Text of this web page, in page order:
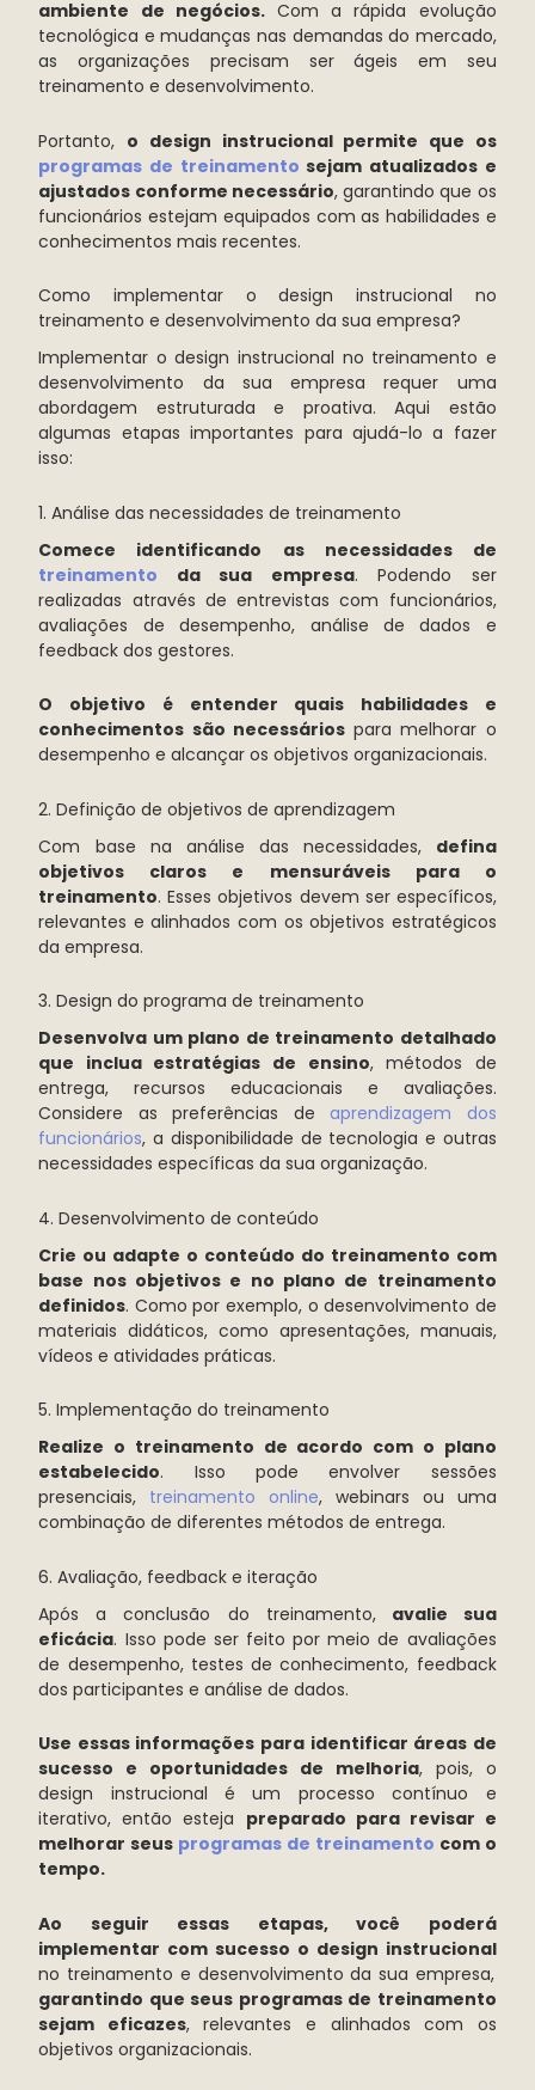
ambiente de negócios.Com a rápida evolução
tecnológica e mudanças nas demandas do mercado,
as organizações precisam ser ágeis em seu
treinamento e desenvolvimento.
Portanto, o design instrucional permite que os
programas de treinamento sejam atualizados e
ajustados conforme necessário, garantindo que os
funcionários estejam equipados com as habilidades e
conhecimentos mais recentes.
Como implementar o design instrucional no
treinamento e desenvolvimento da sua empresa?
Implementar o design instrucional no treinamento e
desenvolvimento da sua empresa requer uma
abordagem estruturada e proativa. Aqui estão
algumas etapas importantes para ajudá-lo a fazer
isso:
1. Análise das necessidades de treinamento
Comece identificando as necessidades de
treinamento da sua empresa. Podendo ser
realizadas através de entrevistas com funcionários,
avaliações de desempenho, análise de dados e
feedback dos gestores.
O objetivo é entender quais habilidades e
conhecimentos são necessáriospara melhorar o
desempenho e alcançar os objetivos organizacionais.
2. Definição de objetivos de aprendizagem
Com base na análise das necessidades, defina
objetivos claros e mensuráveis para o
treinamento. Esses objetivos devem ser específicos,
relevantes e alinhados com os objetivos estratégicos
da empresa.
3. Design do programa de treinamento
Desenvolva um plano de treinamento detalhado
que inclua estratégias de ensino, métodos de
entrega, recursos educacionais e avaliações.
Considere as preferências deaprendizagem dos
funcionários, a disponibilidade de tecnologia e outras
necessidades específicas da sua organização.
4. Desenvolvimento de conteúdo
Crie ou adapte o conteúdo do treinamento com
base nos objetivos e no plano de treinamento
definidos. Como por exemplo, o desenvolvimento de
materiais didáticos, como apresentações, manuais,
vídeos e atividades práticas.
5. Implementação do treinamento
Realize o treinamento de acordo com o plano
estabelecido. Isso pode envolver sessões
presenciais, treinamento online, webinars ou uma
combinação de diferentes métodos de entrega.
6. Avaliação, feedback e iteração
Após a conclusão do treinamento,avalie sua
eficácia. Isso pode ser feito por meio de avaliações
de desempenho, testes de conhecimento, feedback
dos participantes e análise de dados.
Use essas informações para identificar áreas de
sucesso e oportunidades de melhoria, pois, o
design instrucional é um processo contínuo e
iterativo, então esteja preparado para revisar e
melhorar seus programas de treinamento com o
tempo.
Ao seguir essas etapas, você poderá
implementar com sucesso o design instrucional
no treinamento e desenvolvimento da sua empresa,
garantindo que seus programas de treinamento
sejam eficazes, relevantes e alinhados com os
objetivos organizacionais.